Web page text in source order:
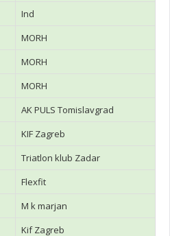
Ind
MORH
MORH
MORH
AK PULS Tomislavgrad
KIF Zagreb
Triatlon klub Zadar
Flexfit
M k marjan
Kif Zagreb